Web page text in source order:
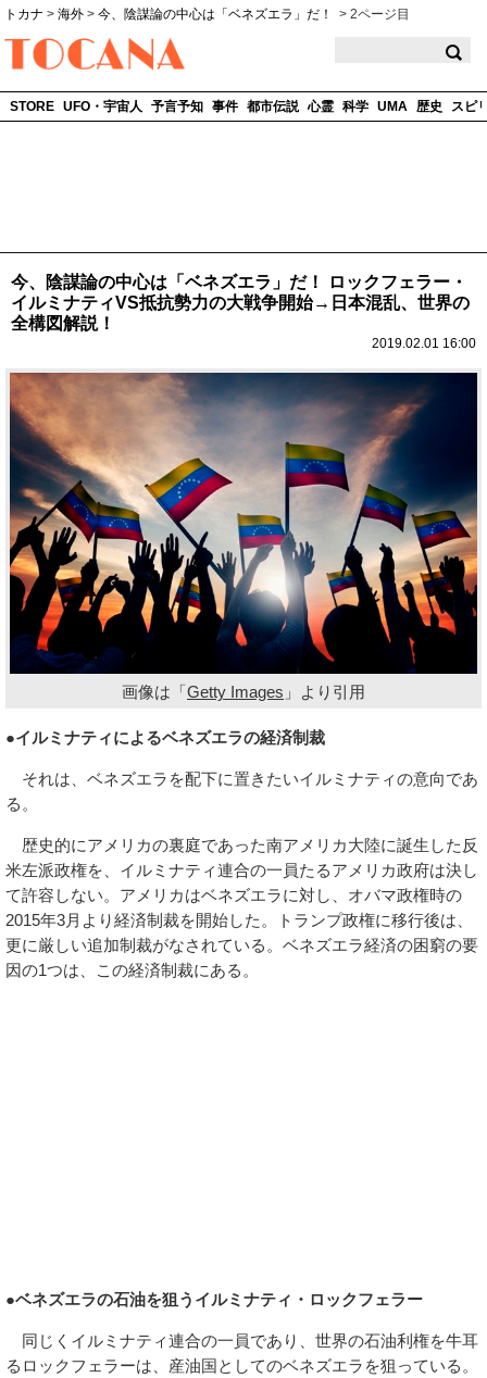
トカナ > 海外 > 今、陰謀論の中心は「ベネズエラ」だ！ > 2ページ目
STORE UFO・宇宙人 予言予知 事件 都市伝説 心霊 科学 UMA 歴史 スピ
今、陰謀論の中心は「ベネズエラ」だ！ ロックフェラー・
イルミナティVS抵抗勢力の大戦争開始→日本混乱、世界の
全構図解説！
2019.02.01 16:00
画像は「Getty Images 」より引用
●イルミナティによるベネズエラの経済制裁
それは、ベネズエラを配下に置きたいイルミナティの意向であ
る。
歴史的にアメリカの裏庭であった南アメリカ大陸に誕生した反
米左派政権を、イルミナティ連合の一員たるアメリカ政府は決し
て許容しない。アメリカはベネズエラに対し、オバマ政権時の
2015年3月より経済制裁を開始した。トランプ政権に移行後は、
更に厳しい追加制裁がなされている。ベネズエラ経済の困窮の要
因の1つは、この経済制裁にある。
●ベネズエラの石油を狙うイルミナティ・ロックフェラー
同じくイルミナティ連合の一員であり、世界の石油利権を牛耳
るロックフェラーは、産油国としてのベネズエラを狙っている。